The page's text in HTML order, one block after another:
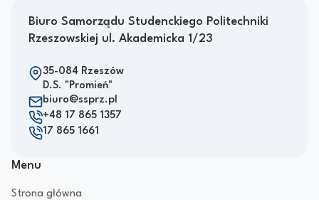
Biuro Samorządu Studenckiego Politechniki
Rzeszowskiej ul. Akademicka 1/23
35-084 Rzeszów
D.S. "Promień"
biuro@ssprz.pl
+48 17 865 1357
17 865 1661
Menu
Strona główna